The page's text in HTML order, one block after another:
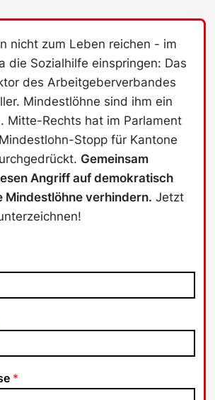
nicht zum Leben reichen - im
die Sozialhilfe einspringen: Das
des Arbeitgeberverbandes
Mindestlöhne sind ihm ein
Mitte-Rechts hat im Parlament
Stopp für Kantone
Gemeinsam
Angriff auf demokratisch
Mindestlöhne verhindern. Jetzt
*